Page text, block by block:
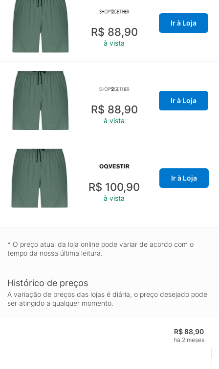
R$ 88,90
à vista
Ir à Loja
R$ 88,90
à vista
Ir à Loja
R$ 100,90
à vista
Ir à Loja
* O preço atual da loja online pode variar de acordo com o
tempo da nossa última leitura.
Histórico de preços
A variação de preços das lojas é diária, o preço desejado pode
ser atingido a qualquer momento.
R$ 88,90
há 2 meses